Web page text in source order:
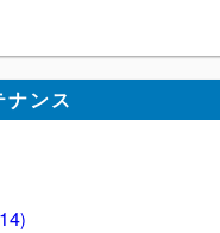
ンス
14